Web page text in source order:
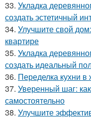
33. Укладка
создать эстетичный
34. Улучшите свой
квартире
35. Укладка
создать идеальный
36. Переделка кухни
37. Уверенный шаг:
самостоятельно
38. Улучшите